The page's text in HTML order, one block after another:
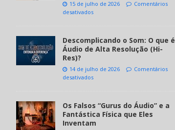
15 de julho de 2026
Comentários
desativados
Descomplicando o Som: O que é
Áudio de Alta Resolução (Hi-
Res)?
14 de julho de 2026
Comentários
desativados
Os Falsos “Gurus do Áudio” e a
Fantástica Física que Eles
Inventam